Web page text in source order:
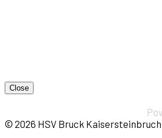
Close
© 2026 HSV Bruck Kaisersteinbruch